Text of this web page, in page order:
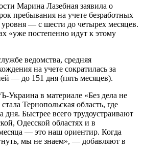
Марина Лазебная заявила о
пребывания на учете безработных
уровня — с шести до четырех месяцев.
«уже постепенно идут к этому
ведомства, средняя
на учете сократилась за
— до 151 дня (пять месяцев).
Украина в материале «Без дела не
Тернопольская область, где
дня. Быстрее всего трудоустраивают
Одесской областях и в
— это наш ориентир. Когда
мы не знаем», — добавляют в